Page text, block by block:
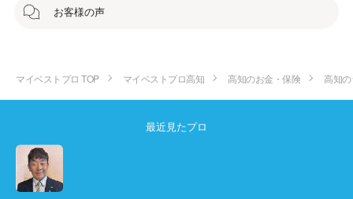
お客様の声
マイベストプロ TOP マイベストプロ高知 高知のお金・保険 高知
最近見たプロ